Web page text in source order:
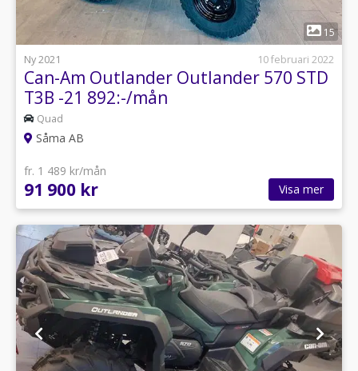
1
15
Ny 2021
10 februari 2022
Can-Am Outlander Outlander 570 STD
T3B -21 892:-/mån
Quad
Såma AB
fr. 1 489 kr/mån
91 900 kr Visa mer